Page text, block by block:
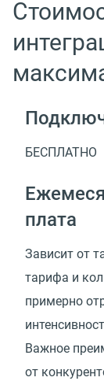
БЕСПЛАТНО
плата
Зависит от
тарифа и
примерно
Важное
от